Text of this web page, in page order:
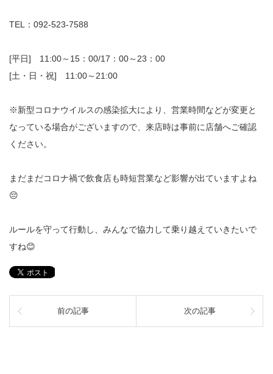
TEL：092-523-7588
[平日] 11:00～15：00/17：00～23：00
[土・日・祝] 11:00～21:00
※新型コロナウイルスの感染拡大により、営業時間などが変更と
なっている場合がございますので、来店時は事前に店舗へご確認
ください。
まだまだコロナ禍で飲食店も時短営業など影響が出ていますよね
😔
ルールを守って行動し、みんなで協力して乗り越えていきたいで
すね😊
前の記事 次の記事